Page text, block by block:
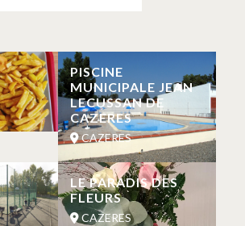
PISCINE
MUNICIPALE JEAN
LECUSSAN DE
CAZERES
CAZERES
LE PARADIS DES
FLEURS
CAZERES